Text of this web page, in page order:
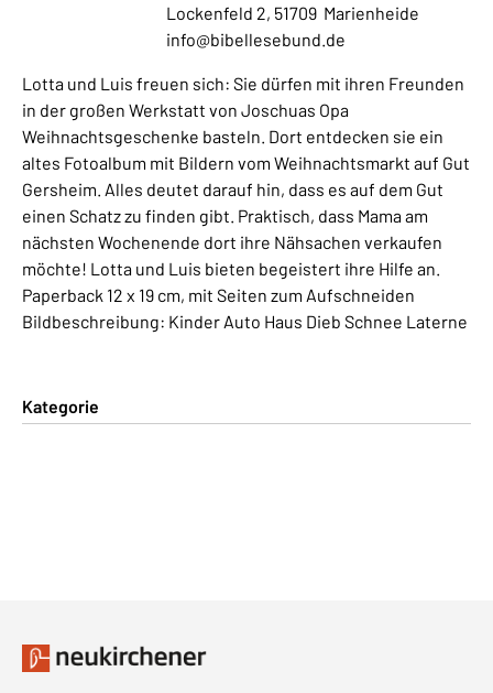
Lockenfeld 2, 51709 Marienheide
info@bibellesebund.de
Lotta und Luis freuen sich: Sie dürfen mit ihren Freunden
in der großen Werkstatt von Joschuas Opa
Weihnachtsgeschenke basteln. Dort entdecken sie ein
altes Fotoalbum mit Bildern vom Weihnachtsmarkt auf Gut
Gersheim. Alles deutet darauf hin, dass es auf dem Gut
einen Schatz zu finden gibt. Praktisch, dass Mama am
nächsten Wochenende dort ihre Nähsachen verkaufen
möchte! Lotta und Luis bieten begeistert ihre Hilfe an.
Paperback 12 x 19 cm, mit Seiten zum Aufschneiden
Bildbeschreibung: Kinder Auto Haus Dieb Schnee Laterne
Kategorie